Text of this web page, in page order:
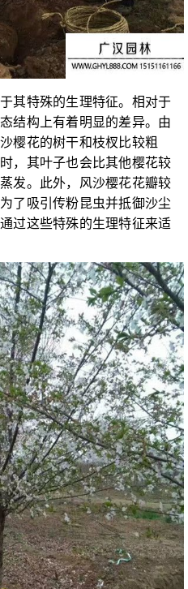
其特殊的生理特征。相对于
结构上有着明显的差异。由
樱花的树干和枝杈比较粗
，其叶子也会比其他樱花较
发。此外，风沙樱花花瓣较
了吸引传粉昆虫并抵御沙尘
过这些特殊的生理特征来适